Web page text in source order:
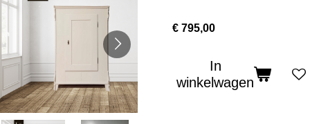
€ 795,00
In
winkelwagen